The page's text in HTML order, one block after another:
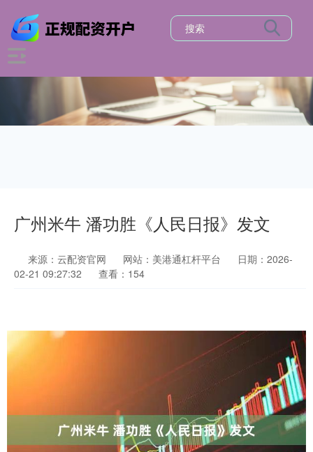
广州米牛 潘功胜《人民日报》发文
来源：云配资官网 网站：美港通杠杆平台
日期：2026-
02-21 09:27:32
查看：154